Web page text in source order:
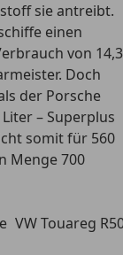
sie antreibt.
einen
von 14,3
Doch
der Porsche
– Superplus
somit für 560
Menge 700
VW Touareg